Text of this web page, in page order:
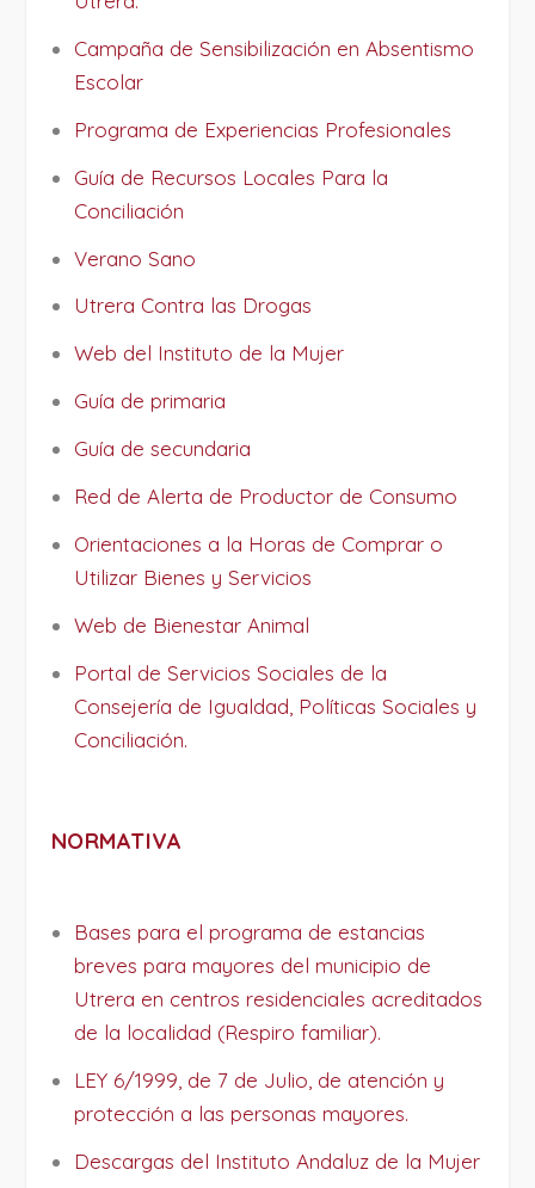
Campaña de Sensibilización en Absentismo
Escolar
Programa de Experiencias Profesionales
Guía de Recursos Locales Para la
Conciliación
Verano Sano
Utrera Contra las Drogas
Web del Instituto de la Mujer
Guía de primaria
Guía de secundaria
Red de Alerta de Productor de Consumo
Orientaciones a la Horas de Comprar o
Utilizar Bienes y Servicios
Web de Bienestar Animal
Portal de Servicios Sociales de la
Consejería de Igualdad, Políticas Sociales y
Conciliación.
NORMATIVA
Bases para el programa de estancias
breves para mayores del municipio de
Utrera en centros residenciales acreditados
de la localidad (Respiro familiar).
LEY 6/1999, de 7 de Julio, de atención y
protección a las personas mayores.
Descargas del Instituto Andaluz de la Mujer